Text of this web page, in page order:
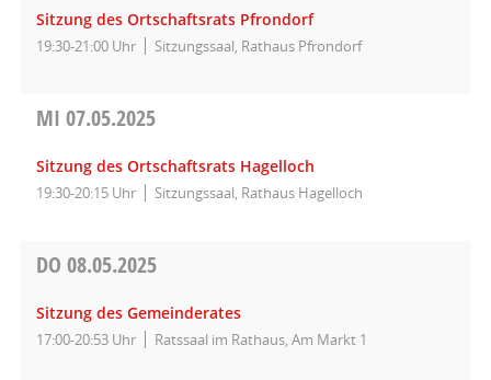
Sitzung des Ortschaftsrats Pfrondorf
19:30-21:00 Uhr Sitzungssaal, Rathaus Pfrondorf
MI 07.05.2025
Sitzung des Ortschaftsrats Hagelloch
19:30-20:15 Uhr Sitzungssaal, Rathaus Hagelloch
DO 08.05.2025
Sitzung des Gemeinderates
17:00-20:53 Uhr Ratssaal im Rathaus, Am Markt 1